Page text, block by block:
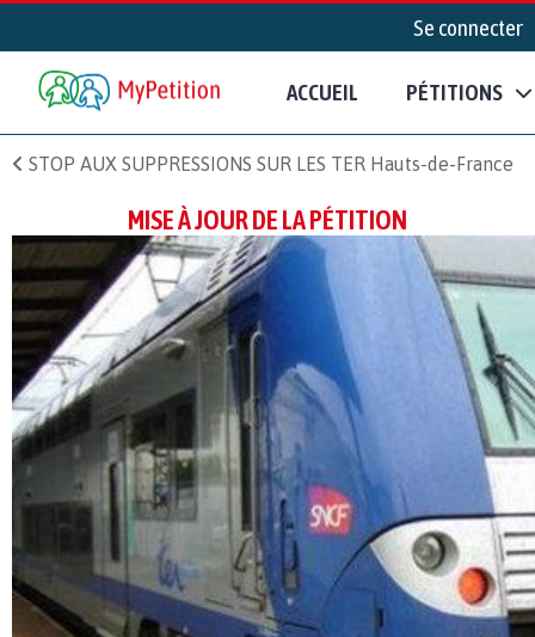
Se connecter
ACCUEIL PÉTITIONS
STOP AUX SUPPRESSIONS SUR LES TER Hauts-de-France
MISE À JOUR DE LA PÉTITION